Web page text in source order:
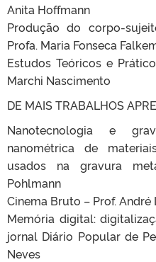
Anita Hoffmann
Produção do corpo-
Profa. Maria Fonseca
Estudos Teóricos e
Marchi Nascimento
DE MAIS TRABALHOS
Nanotecnologia e
nanométrica de
usados na gravura
Pohlmann
Cinema Bruto – Prof.
Memória digital:
jornal Diário Popular de
Neves